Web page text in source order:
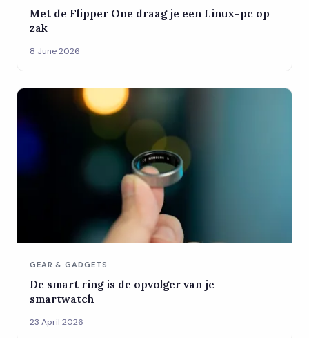
Met de Flipper One draag je een Linux-pc op
zak
8 June 2026
GEAR & GADGETS
De smart ring is de opvolger van je
smartwatch
23 April 2026